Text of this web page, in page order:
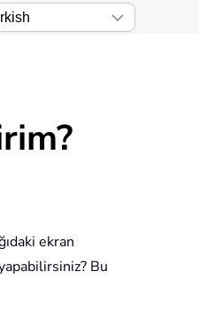
ekran
Bu